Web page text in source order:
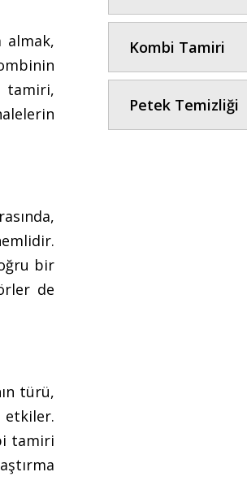
almak,
tamiri,
bir
de
türü,
etkiler.
tamiri
Kombi Tamiri
Petek Temizliği